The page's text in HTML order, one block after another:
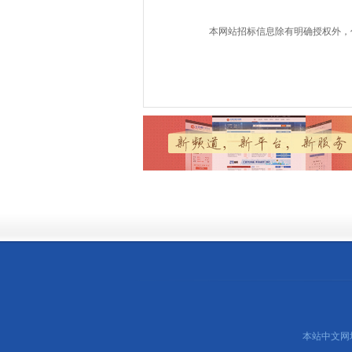
本网站招标信息除有明确授权外
本站中文